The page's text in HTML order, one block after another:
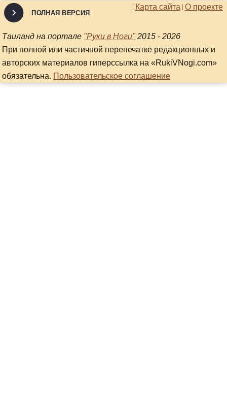
О проекте
Карта сайта
ПОЛНАЯ ВЕРСИЯ
Таиланд на портале "Руки в Ноги" 2015 - 2026
При полной или частичной перепечатке редакционных и
авторских материалов гиперссылка на «RukiVNogi.com»
обязательна. Пользовательское соглашение